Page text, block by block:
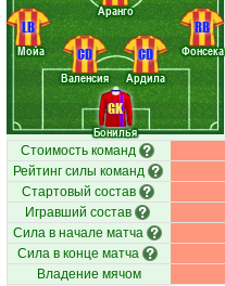
Бонилья
Мойа
Валенсия
Ардила
Фонсека
Аранго
GK
LB
CD
CD
RB
Стоимость команд
Рейтинг силы команд
Стартовый состав
Игравший состав
Сила в начале матча
Сила в конце матча
Владение мячом